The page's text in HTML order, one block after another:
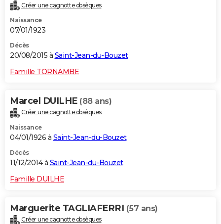
Créer une cagnotte obsèques
Naissance
07/01/1923
Décès
20/08/2015 à Saint-Jean-du-Bouzet
Famille TORNAMBE
Marcel DUILHE (88 ans)
Créer une cagnotte obsèques
Naissance
04/01/1926 à Saint-Jean-du-Bouzet
Décès
11/12/2014 à Saint-Jean-du-Bouzet
Famille DUILHE
Marguerite TAGLIAFERRI (57 ans)
Créer une cagnotte obsèques